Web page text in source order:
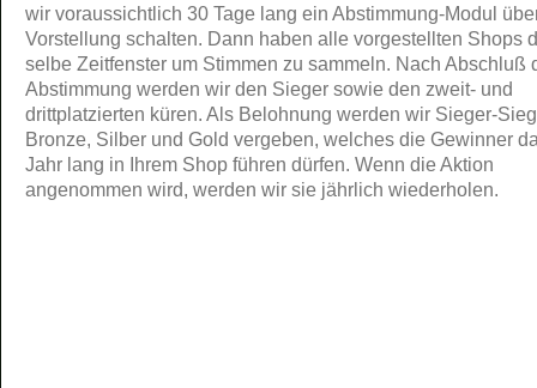
wir voraussichtlich 30 Tage lang ein Abstimmung-Modul
Vorstellung schalten. Dann haben alle vorgestellten Shops
selbe Zeitfenster um Stimmen zu sammeln. Nach Abschluß
Abstimmung werden wir den Sieger sowie den zweit- und
drittplatzierten küren. Als Belohnung werden wir Sieger-
Bronze, Silber und Gold vergeben, welches die Gewinner
Jahr lang in Ihrem Shop führen dürfen. Wenn die Aktion
angenommen wird, werden wir sie jährlich wiederholen.